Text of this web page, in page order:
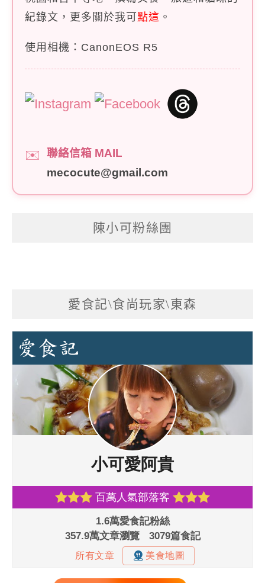
紀錄文，更多關於我可點這 。
使用相機：CanonEOS R5
✉️
聯絡信箱 MAIL
mecocute@gmail.com
陳小可粉絲團
愛食記\食尚玩家\東森